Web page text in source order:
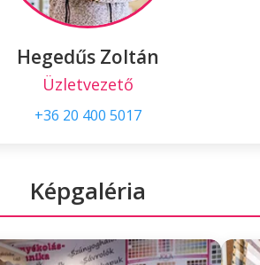
Hegedűs Zoltán
Üzletvezető
+36 20 400 5017
Képgaléria